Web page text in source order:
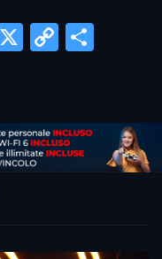
X
Copy